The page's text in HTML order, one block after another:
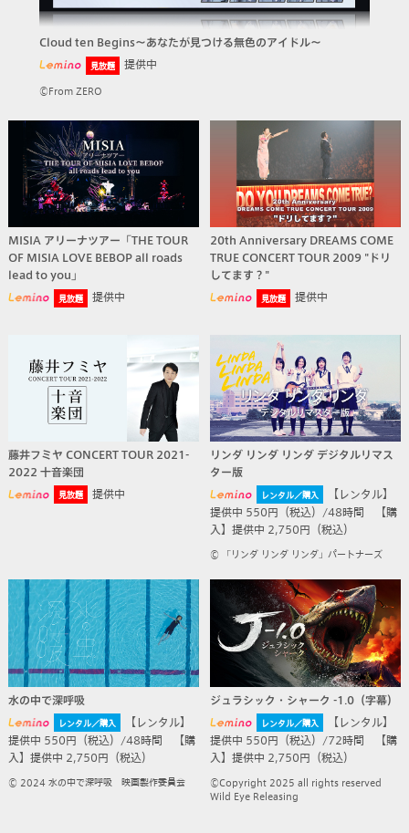
Cloud ten Begins～あなたが見つける無色のアイドル～
見放題 提供中
©From ZERO
MISIA アリーナツアー「THE TOUR
OF MISIA LOVE BEBOP all roads
lead to you」
見放題 提供中
20th Anniversary DREAMS COME
TRUE CONCERT TOUR 2009 "ドリ
してます？"
見放題 提供中
藤井フミヤ CONCERT TOUR 2021-
2022 十音楽団
見放題 提供中
リンダ リンダ リンダ デジタルリマス
ター版
レンタル／購入
【レンタル】
提供中 550円（税込）/48時間 【購
入】提供中 2,750円（税込）
© 「リンダ リンダ リンダ」パートナーズ
水の中で深呼吸
レンタル／購入
【レンタル】
提供中 550円（税込）/48時間 【購
入】提供中 2,750円（税込）
© 2024 水の中で深呼吸 映画製作委員会
ジュラシック・シャーク -1.0（字幕）
レンタル／購入
【レンタル】
提供中 550円（税込）/72時間 【購
入】提供中 2,750円（税込）
©Copyright 2025 all rights reserved
Wild Eye Releasing